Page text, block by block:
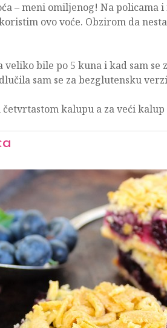
– meni omiljenog! Na
ovo voće. Obzirom da
veliko bile po 5 kuna i kad sam
sam se za bezglutensku
kalupu a za veći